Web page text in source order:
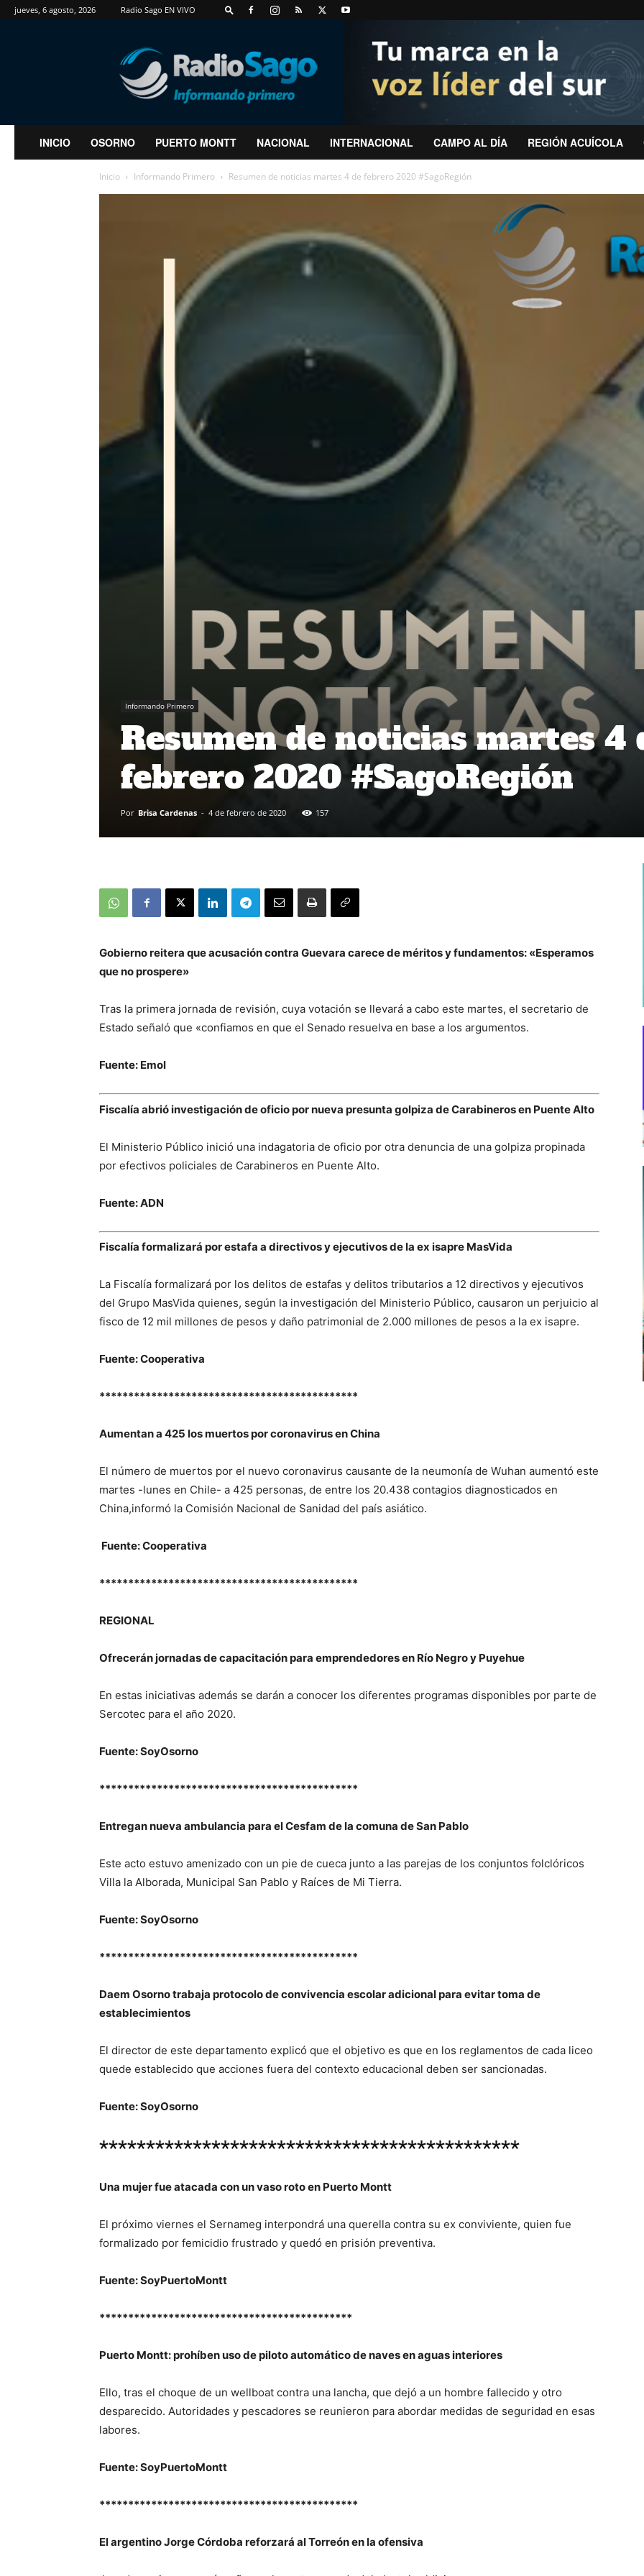
jueves, 6 agosto, 2026 Radio Sago EN VIVO
RadioSago
INICIO OSORNO PUERTO MONTT NACIONAL INTERNACIONAL CAMPO AL DÍA REGIÓN ACUÍCOLA
Inicio Informando Primero Resumen de noticias martes 4 de febrero 2020 #SagoRegión
Informando Primero
Resumen de noticias martes 4
febrero 2020 #SagoRegión
Por Brisa Cardenas - 4 de febrero de 2020 157
Gobierno reitera que acusación contra Guevara carece de méritos y fundamentos: «Esperamos
que no prospere»
Tras la primera jornada de revisión, cuya votación se llevará a cabo este martes, el secretario de
Estado señaló que «confiamos en que el Senado resuelva en base a los argumentos.
Fuente: Emol
Fiscalía abrió investigación de oficio por nueva presunta golpiza de Carabineros en Puente Alto
El Ministerio Público inició una indagatoria de oficio por otra denuncia de una golpiza propinada
por efectivos policiales de Carabineros en Puente Alto.
Fuente: ADN
Fiscalía formalizará por estafa a directivos y ejecutivos de la ex isapre MasVida
La Fiscalía formalizará por los delitos de estafas y delitos tributarios a 12 directivos y ejecutivos
del Grupo MasVida quienes, según la investigación del Ministerio Público, causaron un perjuicio al
fisco de 12 mil millones de pesos y daño patrimonial de 2.000 millones de pesos a la ex isapre.
Fuente: Cooperativa
*********************************************
Aumentan a 425 los muertos por coronavirus en China
El número de muertos por el nuevo coronavirus causante de la neumonía de Wuhan aumentó este
martes -lunes en Chile- a 425 personas, de entre los 20.438 contagios diagnosticados en
China,informó la Comisión Nacional de Sanidad del país asiático.
Fuente: Cooperativa
*********************************************
REGIONAL
Ofrecerán jornadas de capacitación para emprendedores en Río Negro y Puyehue
En estas iniciativas además se darán a conocer los diferentes programas disponibles por parte de
Sercotec para el año 2020.
Fuente: SoyOsorno
*********************************************
Entregan nueva ambulancia para el Cesfam de la comuna de San Pablo
Este acto estuvo amenizado con un pie de cueca junto a las parejas de los conjuntos folclóricos
Villa la Alborada, Municipal San Pablo y Raíces de Mi Tierra.
Fuente: SoyOsorno
*********************************************
Daem Osorno trabaja protocolo de convivencia escolar adicional para evitar toma de
establecimientos
El director de este departamento explicó que el objetivo es que en los reglamentos de cada liceo
quede establecido que acciones fuera del contexto educacional deben ser sancionadas.
Fuente: SoyOsorno
*********************************************
Una mujer fue atacada con un vaso roto en Puerto Montt
El próximo viernes el Sernameg interpondrá una querella contra su ex conviviente, quien fue
formalizado por femicidio frustrado y quedó en prisión preventiva.
Fuente: SoyPuertoMontt
********************************************
Puerto Montt: prohíben uso de piloto automático de naves en aguas interiores
Ello, tras el choque de un wellboat contra una lancha, que dejó a un hombre fallecido y otro
desparecido. Autoridades y pescadores se reunieron para abordar medidas de seguridad en esas
labores.
Fuente: SoyPuertoMontt
*********************************************
El argentino Jorge Córdoba reforzará al Torreón en la ofensiva